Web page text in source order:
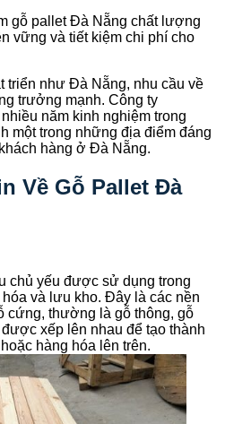
gỗ pallet Đà Nẵng chất lượng
vững và tiết kiệm chi phí cho
triển như Đà Nẵng, nhu cầu về
trưởng mạnh. Công ty
năm kinh nghiệm trong
một trong những địa điểm đáng
hàng ở Đà Nẵng.
Về Gỗ Pallet Đà
chủ yếu được sử dụng trong
và lưu kho. Đây là các nền
cứng, thường là gỗ thông, gỗ
xếp lên nhau để tạo thành
hàng hóa lên trên.